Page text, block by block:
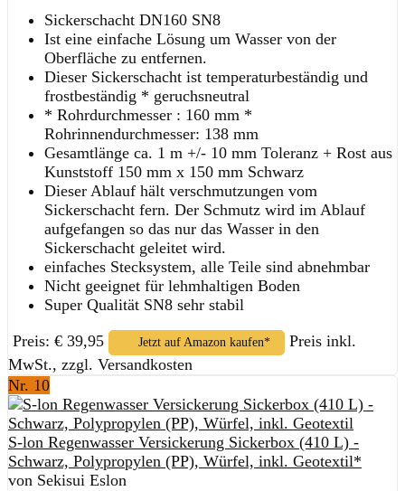
Sickerschacht DN160 SN8
Ist eine einfache Lösung um Wasser von der
Oberfläche zu entfernen.
Dieser Sickerschacht ist temperaturbeständig und
frostbeständig * geruchsneutral
* Rohrdurchmesser : 160 mm *
Rohrinnendurchmesser: 138 mm
Gesamtlänge ca. 1 m +/- 10 mm Toleranz + Rost aus
Kunststoff 150 mm x 150 mm Schwarz
Dieser Ablauf hält verschmutzungen vom
Sickerschacht fern. Der Schmutz wird im Ablauf
aufgefangen so das nur das Wasser in den
Sickerschacht geleitet wird.
einfaches Stecksystem, alle Teile sind abnehmbar
Nicht geeignet für lehmhaltigen Boden
Super Qualität SN8 sehr stabil
Preis: € 39,95 Jetzt auf Amazon kaufen*
Preis inkl.
MwSt., zzgl. Versandkosten
Nr. 10
S-lon Regenwasser Versickerung Sickerbox (410 L) -
Schwarz, Polypropylen (PP), Würfel, inkl. Geotextil*
von Sekisui Eslon